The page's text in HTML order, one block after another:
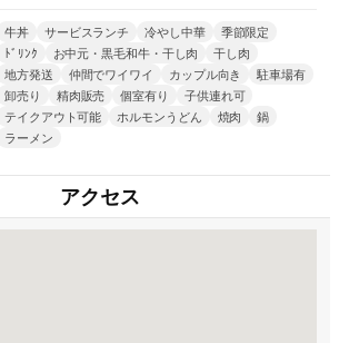
牛丼 サービスランチ 冷やし中華
季節限定
ﾄﾞﾘﾝｸ
お中元・黒毛和牛・干し肉
干し肉
地方発送
仲間でワイワイ カップル向き
駐車場有
卸売り
精肉販売 個室有り
子供連れ可
テイクアウト可能
ホルモンうどん 焼肉
鍋
ラーメン
アクセス